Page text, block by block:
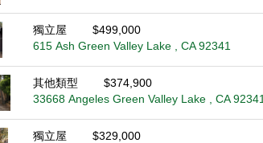
獨立屋
$499,000
615 Ash Green Valley Lake , CA 92341
其他類型
$374,900
33668 Angeles Green Valley Lake , CA 92341
獨立屋
$329,000